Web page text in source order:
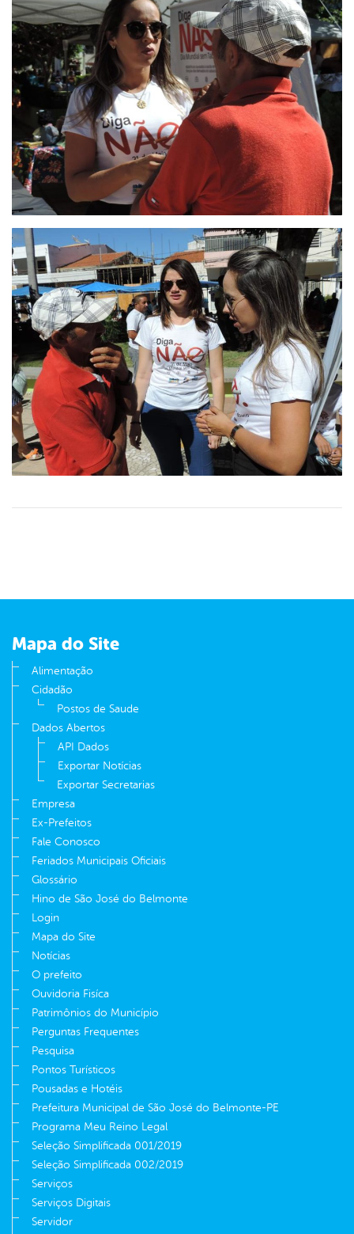
Mapa do Site
Alimentação
Cidadão
Postos de Saude
Dados Abertos
API Dados
Exportar Notícias
Exportar Secretarias
Empresa
Ex-Prefeitos
Fale Conosco
Feriados Municipais Oficiais
Glossário
Hino de São José do Belmonte
Login
Mapa do Site
Notícias
O prefeito
Ouvidoria Fisíca
Patrimônios do Município
Perguntas Frequentes
Pesquisa
Pontos Turísticos
Pousadas e Hotéis
Prefeitura Municipal de São José do Belmonte-PE
Programa Meu Reino Legal
Seleção Simplificada 001/2019
Seleção Simplificada 002/2019
Serviços
Serviços Digitais
Servidor